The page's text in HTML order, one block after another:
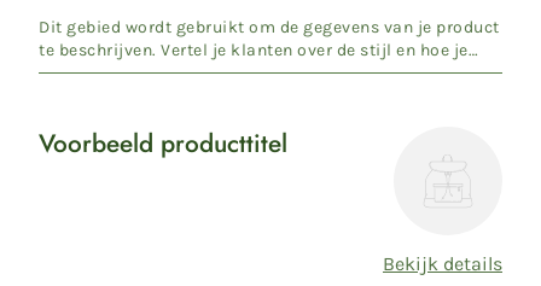
prijs
Dit gebied wordt gebruikt om de gegevens van je product
te beschrijven. Vertel je klanten over de stijl en hoe je
pro...
Voorbeeld
Voorbeeld producttitel
Bekijk details